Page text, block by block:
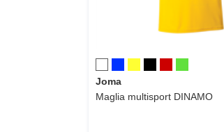
Joma
Maglia multisport DINAMO